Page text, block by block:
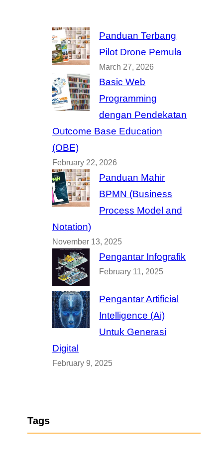
Panduan Terbang
Pilot Drone Pemula
March 27, 2026
Basic Web
Programming
dengan Pendekatan
Outcome Base Education
(OBE)
February 22, 2026
Panduan Mahir
BPMN (Business
Process Model and
Notation)
November 13, 2025
Pengantar Infografik
February 11, 2025
Pengantar Artificial
Intelligence (Ai)
Untuk Generasi
Digital
February 9, 2025
Tags